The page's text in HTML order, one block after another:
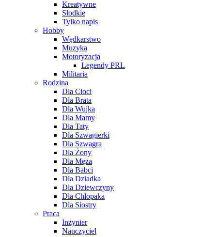
Kreatywne
Słodkie
Tylko napis
Hobby
Wędkarstwo
Muzyka
Motoryzacja
Legendy PRL
Militaria
Rodzina
Dla Cioci
Dla Brata
Dla Wujka
Dla Mamy
Dla Taty
Dla Szwagierki
Dla Szwagra
Dla Żony
Dla Męża
Dla Babci
Dla Dziadka
Dla Dziewczyny
Dla Chłopaka
Dla Siostry
Praca
Inżynier
Nauczyciel